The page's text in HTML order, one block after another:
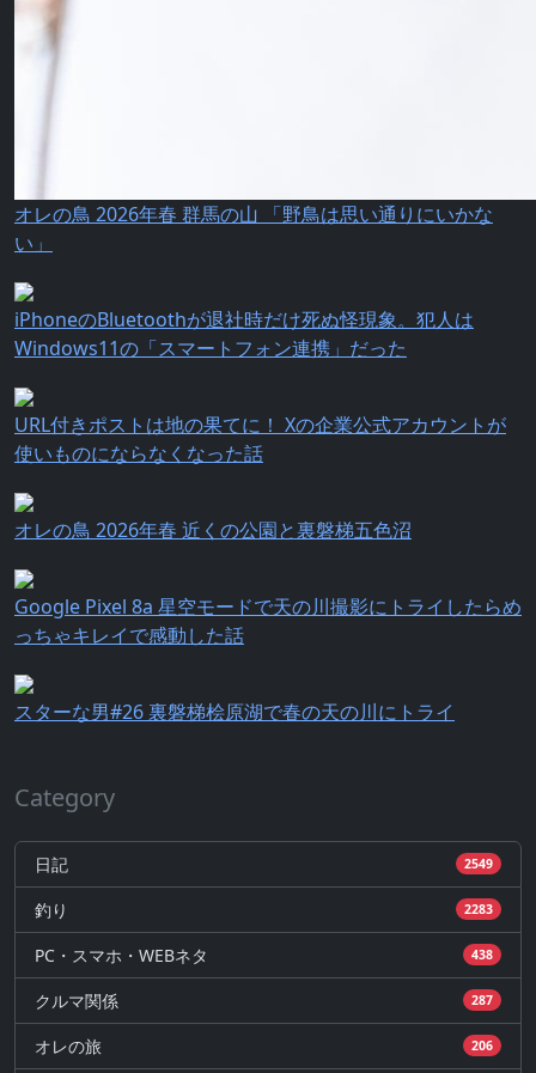
オレの鳥 2026年春 群馬の山 「野鳥は思い通りにいかな
い」
iPhoneのBluetoothが退社時だけ死ぬ怪現象。犯人は
Windows11の「スマートフォン連携」だった
URL付きポストは地の果てに！ Xの企業公式アカウントが
使いものにならなくなった話
オレの鳥 2026年春 近くの公園と裏磐梯五色沼
Google Pixel 8a 星空モードで天の川撮影にトライしたらめ
っちゃキレイで感動した話
スターな男#26 裏磐梯桧原湖で春の天の川にトライ
Category
日記 2549
釣り 2283
PC・スマホ・WEBネタ 438
クルマ関係 287
オレの旅 206